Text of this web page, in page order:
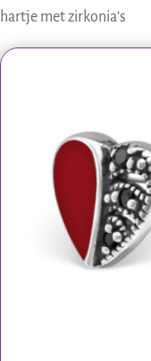
hartje met zirkonia’s